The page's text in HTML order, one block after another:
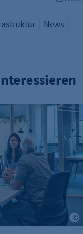
News
bleibt größte Hürde